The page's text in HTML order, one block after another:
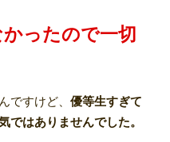
ったので一切
ですけど、 優等生すぎて
ではありませんでした。